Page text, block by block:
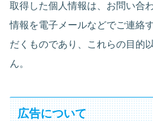
取得した個人情報は、お問い合
情報を電子メールなどでご連絡
だくものであり、これらの目的
ん。
広告について